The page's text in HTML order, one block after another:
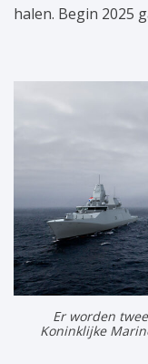
halen. Begin 2025
Er worden
Koninklijke